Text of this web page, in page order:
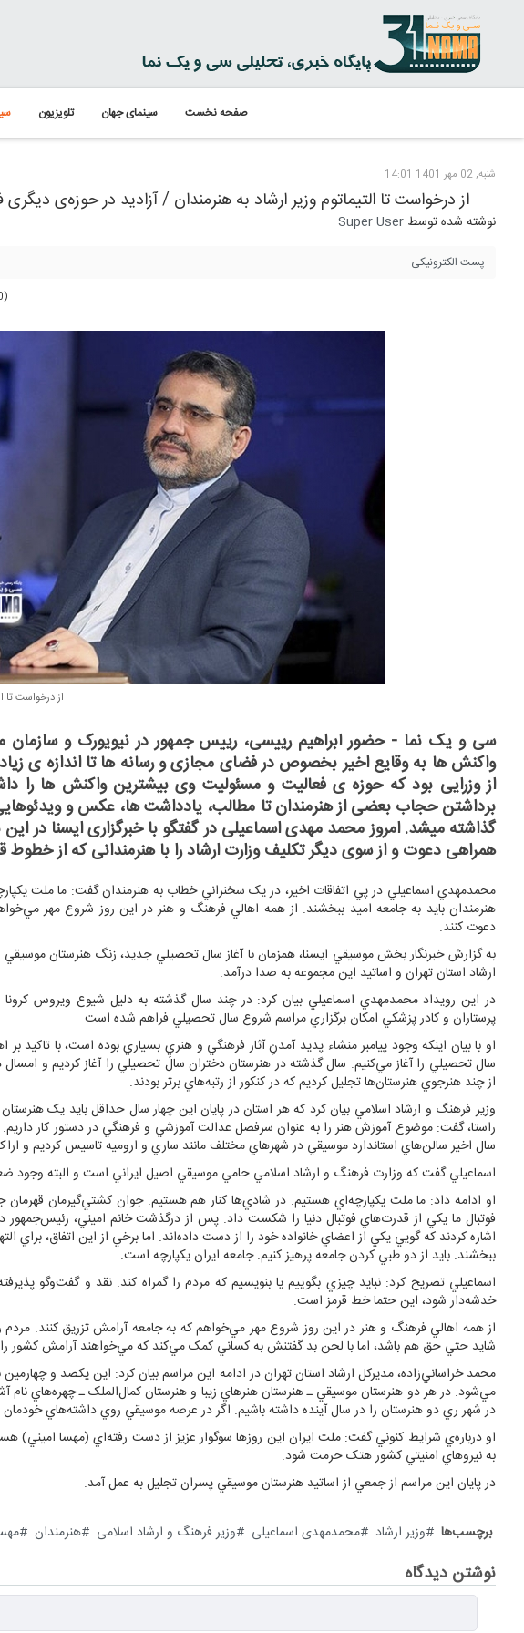
صفحه نخست سینمای جهان تلویزیون
شنبه, 02 مهر 1401 14:01
از درخواست تا التیماتوم وزیر ارشاد به هنرمندان / آزادید در حوزه‌ی دیگری
نوشته شده توسط Super User
پست الکترونیکی
(0 رای‌ها)
از درخواست تا
سی و یک نما - حضور ابراهیم رییسی، رییس جمهور در نیویورک و
واکنش ها به وقایع اخیر بخصوص در فضای مجازی و رسانه ها تا اندازه ی
از وزرایی بود که حوزه ی فعالیت و مسئولیت وی بیشترین واکنش ها
برداشتن حجاب بعضی از هنرمندان تا مطالب، یادداشت ها، عکس و
گذاشته میشد. امروز محمد مهدی اسماعیلی در گفتگو با خبرگزاری ایسنا در
همراهی دعوت و از سوی دیگر تکلیف وزارت ارشاد را با هنرمندانی که از خطوط
محمدمهدي اسماعيلي در پي اتفاقات اخير، در يک سخنراني خطاب به هنرمندان گفت: ما ملت
هنرمندان بايد به جامعه اميد ببخشند. از همه اهالي فرهنگ و هنر در اين روز شروع مهر
دعوت کنند.
به گزارش خبرنگار بخش موسيقي ايسنا، همزمان با آغاز سال تحصيلي جديد، زنگ هنرستان
ارشاد استان تهران و اساتيد اين مجموعه به صدا درآمد.
در اين رويداد محمدمهدي اسماعيلي بيان کرد: در چند سال گذشته به دليل شيوع ويروس
پرستاران و کادر پزشکي امکان برگزاري مراسم شروع سال تحصيلي فراهم شده است.
او با بيان اينکه وجود پيامبر منشاء پديد آمدنِ آثار فرهنگي و هنريِ بسياري بوده است، با
سال تحصيلي را آغاز مي‌کنيم. سال گذشته در هنرستان دختران سال تحصيلي را آغاز کرديم و
از چند هنرجوي هنرستان‌ها تجليل کرديم که در کنکور از رتبه‌هاي برتر بودند.
وزير فرهنگ و ارشاد اسلامي بيان کرد که هر استان در پايان اين چهار سال حداقل بايد يک
راستا، گفت: موضوع آموزش هنر را به عنوان سرفصل عدالت آموزشي و فرهنگي در دستور کار
سال اخير سالن‌هاي استاندارد موسيقي در شهرهاي مختلف مانند ساري و اروميه تاسيس کرديم و اراک،
اسماعيلي گفت که وزارت فرهنگ و ارشاد اسلامي حامي موسيقي اصيل ايراني است و البته وجود
او ادامه داد: ما ملت يکپارچه‌اي هستيم. در شادي‌ها کنار هم هستيم. جوان کشتي‌گيرمان
فوتبال ما يکي از قدرت‌هاي فوتبال دنيا را شکست داد. پس از درگذشت خانم اميني، رئيس‌جمهور
اشاره کردند که گويي يکي از اعضاي خانواده خود را از دست داده‌اند. اما برخي از اين اتفاق، براي
ببخشند. بايد از دو طبي کردن جامعه پرهيز کنيم. جامعه ايران يکپارچه است.
اسماعيلي تصريح کرد: نبايد چيزي بگوييم يا بنويسيم که مردم را گمراه کند. نقد و گفت‌وگو
خدشه‌دار شود، اين حتما خط قرمز است.
از همه اهالي فرهنگ و هنر در اين روز شروع مهر مي‌خواهم که به جامعه آرامش تزريق کنند. مردم
شايد حتي حق هم باشد، اما با لحن بد گفتنش به کساني کمک مي‌کند که مي‌خواهند آرامش کشور
محمد خراساني‌زاده، مديرکل ارشاد استان تهران در ادامه اين مراسم بيان کرد: اين يکصد و
مي‌شود. در هر دو هنرستان موسيقي ـ هنرستان هنرهاي زيبا و هنرستان کمال‌الملک ـ چهره‌هاي نام
در شهر ري دو هنرستان را در سال آينده داشته باشيم. اگر در عرصه موسيقي روي داشته‌هاي خودمان
او درباره‌ي شرايط کنوني گفت: ملت ايران اين روزها سوگوار عزيز از دست رفته‌اي (مهسا اميني)
به نيروهاي امنيتي کشور هتک حرمت شود.
در پايان اين مراسم از جمعي از اساتيد هنرستان موسيقي پسران تجليل به عمل آمد.
برچسب‌ها وزیر ارشاد محمدمهدی اسماعیلی وزیر فرهنگ و ارشاد اسلامی هنرمندان
نوشتن دیدگاه